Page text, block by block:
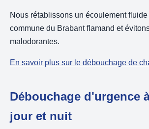
Nous rétablissons un écoulement
commune du Brabant flamand et
malodorantes.
En savoir plus sur le débouchage de
Débouchage d'urgence
jour et nuit